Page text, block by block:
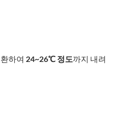
하여 24~26℃ 정도까지 내려